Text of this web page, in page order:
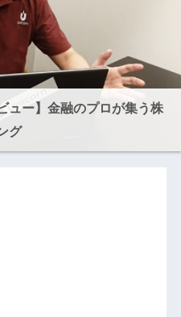
ュー】金融のプロが集う株
グ